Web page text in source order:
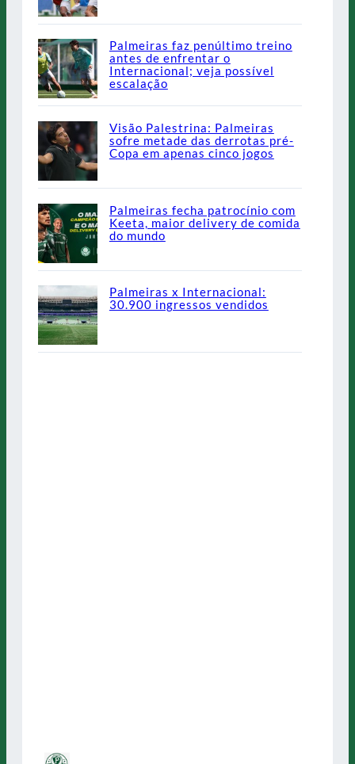
Palmeiras faz penúltimo treino
antes de enfrentar o
Internacional; veja possível
escalação
Visão Palestrina: Palmeiras
sofre metade das derrotas pré-
Copa em apenas cinco jogos
Palmeiras fecha patrocínio com
Keeta, maior delivery de comida
do mundo
Palmeiras x Internacional:
30.900 ingressos vendidos